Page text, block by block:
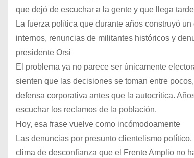
que dejó de escuchar a la gente y que llega
La fuerza política que durante años construyó
internos, renuncias de militantes históricos y
presidente Orsi
El problema ya no parece ser únicamente
sienten que las decisiones se toman entre
defensa corporativa antes que la autocrítica.
escuchar los reclamos de la población.
Hoy, esa frase vuelve como incómodoamente
Las denuncias por presunto clientelismo
clima de desconfianza que el Frente Amplio no